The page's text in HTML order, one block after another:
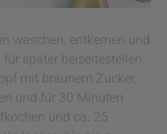
waschen, entkernen und
später beiseitestellen.
mit braunem Zucker,
und für 30 Minuten
und ca. 25